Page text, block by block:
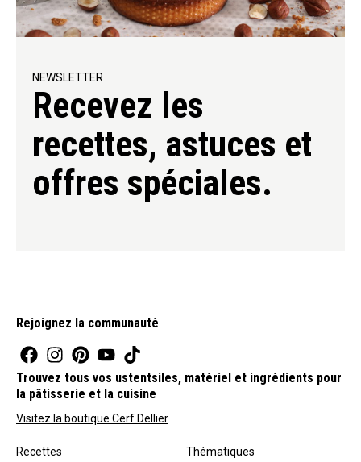
NEWSLETTER
Recevez les
recettes, astuces et
offres spéciales.
Rejoignez la communauté
Trouvez tous vos ustentsiles, matériel et ingrédients pour
la pâtisserie et la cuisine
Visitez la boutique Cerf Dellier
Recettes Thématiques